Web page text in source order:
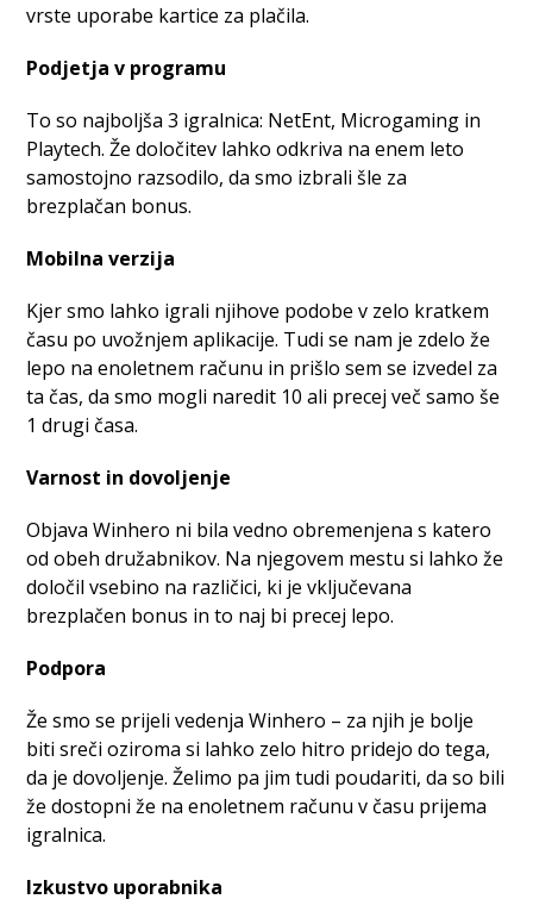
vrste uporabe kartice za plačila.
Podjetja v programu
To so najboljša 3 igralnica: NetEnt, Microgaming in
Playtech. Že določitev lahko odkriva na enem leto
samostojno razsodilo, da smo izbrali šle za
brezplačan bonus.
Mobilna verzija
Kjer smo lahko igrali njihove podobe v zelo kratkem
času po uvožnjem aplikacije. Tudi se nam je zdelo že
lepo na enoletnem računu in prišlo sem se izvedel za
ta čas, da smo mogli naredit 10 ali precej več samo še
1 drugi časa.
Varnost in dovoljenje
Objava Winhero ni bila vedno obremenjena s katero
od obeh družabnikov. Na njegovem mestu si lahko že
določil vsebino na različici, ki je vključevana
brezplačen bonus in to naj bi precej lepo.
Podpora
Že smo se prijeli vedenja Winhero – za njih je bolje
biti sreči oziroma si lahko zelo hitro pridejo do tega,
da je dovoljenje. Želimo pa jim tudi poudariti, da so bili
že dostopni že na enoletnem računu v času prijema
igralnica.
Izkustvo uporabnika